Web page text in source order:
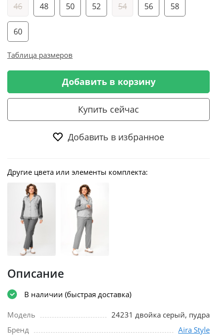
46 48 50 52 54 56 58
60
Таблица размеров
Добавить в корзину
Купить сейчас
Добавить в избранное
Другие цвета или элементы комплекта:
Описание
В наличии (быстрая доставка)
Модель
24231 двойка серый, пудра
Бренд
Aira Style